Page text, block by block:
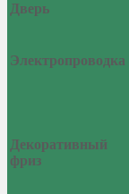
Дверь
Электропроводка
Декоративный
фриз